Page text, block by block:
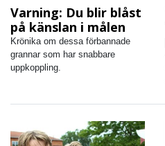
Varning: Du blir blåst
på känslan i målen
Krönika om dessa förbannade
grannar som har snabbare
uppkoppling.